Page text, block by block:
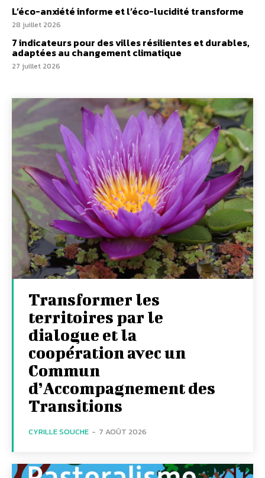
L’éco-anxiété informe et l’éco-lucidité transforme
28 juillet 2026
7 indicateurs pour des villes résilientes et durables,
adaptées au changement climatique
27 juillet 2026
Transformer les
territoires par le
dialogue et la
coopération avec un
Commun
d’Accompagnement des
Transitions
CYRILLE SOUCHE - 7 AOÛT 2026